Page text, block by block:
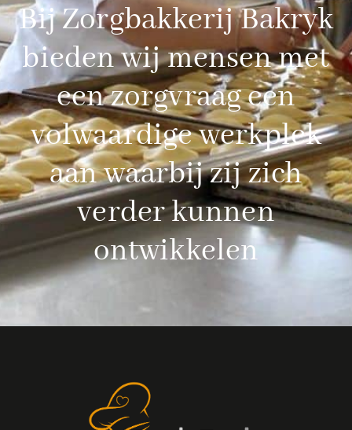
Bij Zorgbakkerij Bakryk
bieden wij mensen met
een zorgvraag een
volwaardige werkplek
aan waarbij zij zich
verder kunnen
ontwikkelen